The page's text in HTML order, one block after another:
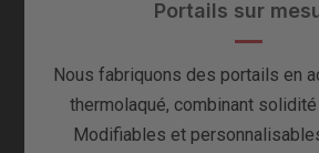
Portails sur
Nous fabriquons des portails en
thermolaqué, combinant
Modifiables et